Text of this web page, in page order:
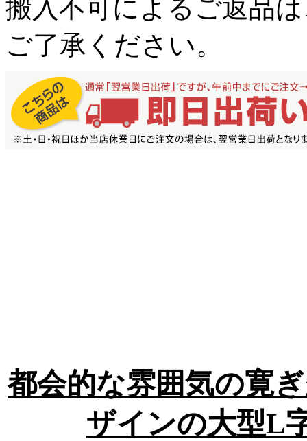
搬入不可によるご返品
ご了承ください。
都会的な雰囲気の寛
ザインの大型L